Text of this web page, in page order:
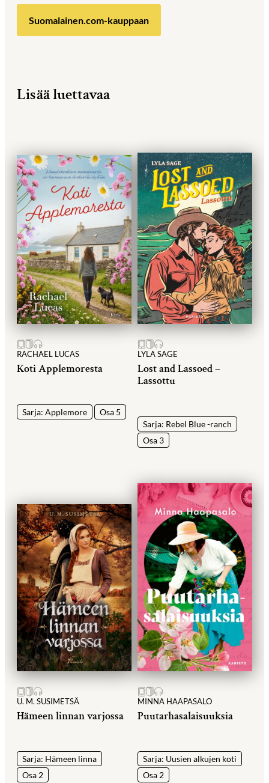
Suomalainen.com-kauppaan
Lisää luettavaa
RACHAEL LUCAS
Koti Applemoresta
Sarja: Applemore Osa 5
LYLA SAGE
Lost and Lassoed –
Lassottu
Sarja: Rebel Blue -ranch
Osa 3
U. M. SUSIMETSÄ
Hämeen linnan varjossa
Sarja: Hämeen linna
Osa 2
MINNA HAAPASALO
Puutarhasalaisuuksia
Sarja: Uusien alkujen koti
Osa 2